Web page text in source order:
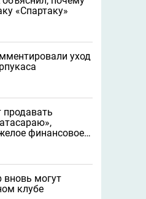
«Спартаку»
уход
продавать
финансовое
могут
клубе